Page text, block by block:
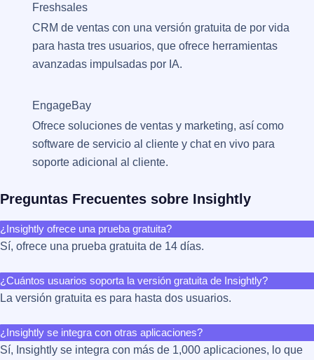
Freshsales
CRM de ventas con una versión gratuita de por vida
para hasta tres usuarios, que ofrece herramientas
avanzadas impulsadas por IA.
EngageBay
Ofrece soluciones de ventas y marketing, así como
software de servicio al cliente y chat en vivo para
soporte adicional al cliente​​.
Preguntas Frecuentes sobre Insightly
¿Insightly ofrece una prueba gratuita?
Sí, ofrece una prueba gratuita de 14 días.
¿Cuántos usuarios soporta la versión gratuita de Insightly?
La versión gratuita es para hasta dos usuarios.
¿Insightly se integra con otras aplicaciones?
Sí, Insightly se integra con más de 1,000 aplicaciones, lo que